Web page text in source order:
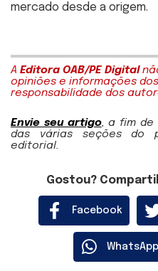
mercado desde a origem.
A Editora OAB/PE Digital
opiniões e informações
responsabilidade dos
Envie seu artigo, a fim de
das várias seções do
editorial.
Gostou?
Facebook
WhatsApp